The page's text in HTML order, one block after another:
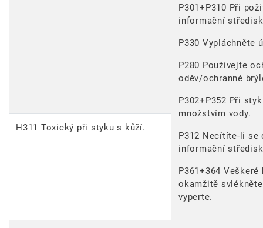
P301+P310 Při
informační
P330 Vypláchněte
P280 Používejte
oděv/ochranné
P302+P352 Při
množstvím vody.
P312 Necítíte-li se
informační
P361+364
okamžitě
vyperte.
H311 Toxický při styku s kůží.